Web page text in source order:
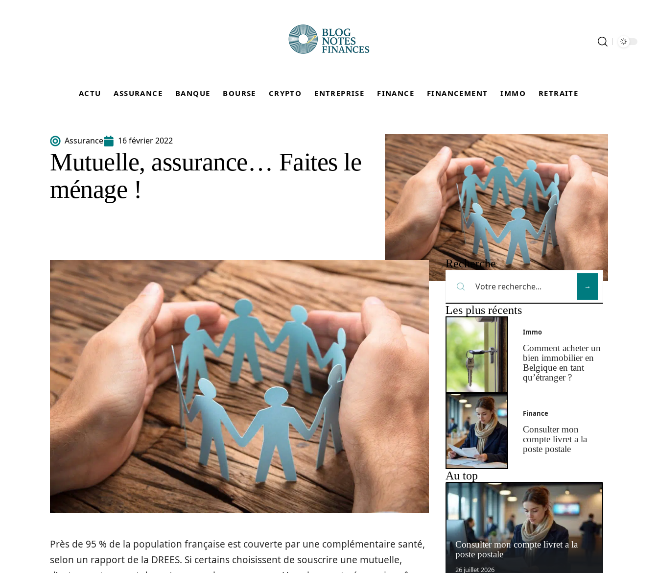
ACTU ASSURANCE BANQUE BOURSE CRYPTO ENTREPRISE FINANCE FINANCEMENT IMMO RETRAITE
Assurance 16 février 2022
Mutuelle, assurance… Faites le
ménage !
Près de 95 % de la population française est couverte par une complémentaire santé,
selon un rapport de la DREES. Si certains choisissent de souscrire une mutuelle,
Recherche
Les plus récents
Immo
Comment acheter un
bien immobilier en
Belgique en tant
qu’étranger ?
Finance
Consulter mon
compte livret a la
poste postale
Au top
Consulter mon compte livret a la
poste postale
26 juillet 2026